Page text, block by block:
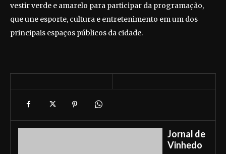
vestir verde e amarelo para participar da programação,
que une esporte, cultura e entretenimento em um dos
principais espaços públicos da cidade.
Jornal de
Vinhedo